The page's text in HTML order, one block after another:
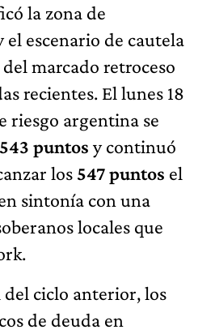
la zona de
el escenario de cautela
marcado retroceso
recientes. El lunes 18
riesgo argentina se
543 puntos y continuó
los 547 puntos el
sintonía con una
locales que
ciclo anterior, los
de deuda en